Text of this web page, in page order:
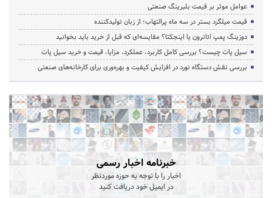
عوامل موثر بر قیمت بلبرینگ صنعتی
قیمت میلگرد بستر در سه ماه پرالتهاب؛ از زبان تولیدکننده
دوزینگ پمپ اتاترون یا اینجکتا؟ مقایسه‌ای که قبل از خرید باید بخوانید
سیل پات چیست؟ بررسی کامل کاربرد، عملکرد، مزایا، قیمت و خرید سیل پات
بررسی نقش دستگاه نورد در افزایش کیفیت و بهره‌وری برای کارخانه‌های صنعتی
خبرنامه اخبار رسمی
اخبار را با توجه به حوزه موردنظر
در ایمیل خود دریافت کنید